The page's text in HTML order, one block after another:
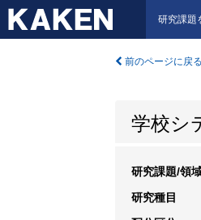
研究課題
前のページに戻る
学校シ
研究課題/領
研究種目